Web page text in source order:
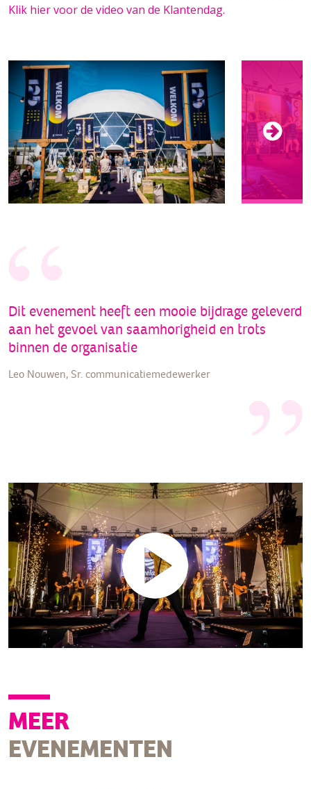
Klik hier voor de video van de Klantendag.
Dit evenement heeft een mooie bijdrage geleverd
aan het gevoel van saamhorigheid en trots
binnen de organisatie
Leo Nouwen, Sr. communicatiemedewerker
MEER
EVENEMENTEN